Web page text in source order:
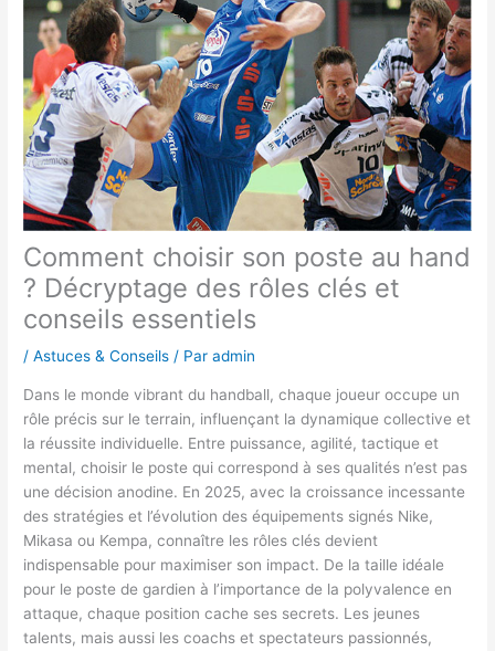
Comment choisir son poste au hand
? Décryptage des rôles clés et
conseils essentiels
/Astuces & Conseils / Paradmin
Dans le monde vibrant du handball, chaque joueur occupe un
rôle précis sur le terrain, influençant la dynamique collective et
la réussite individuelle. Entre puissance, agilité, tactique et
mental, choisir le poste qui correspond à ses qualités n’est pas
une décision anodine. En 2025, avec la croissance incessante
des stratégies et l’évolution des équipements signés Nike,
Mikasa ou Kempa, connaître les rôles clés devient
indispensable pour maximiser son impact. De la taille idéale
pour le poste de gardien à l’importance de la polyvalence en
attaque, chaque position cache ses secrets. Les jeunes
talents, mais aussi les coachs et spectateurs passionnés,